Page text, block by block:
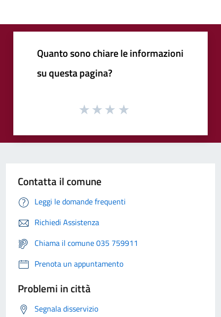
Quanto sono chiare le informazioni
su questa pagina?
Contatta il comune
Leggi le domande frequenti
Richiedi Assistenza
Chiama il comune 035 759911
Prenota un appuntamento
Problemi in città
Segnala disservizio